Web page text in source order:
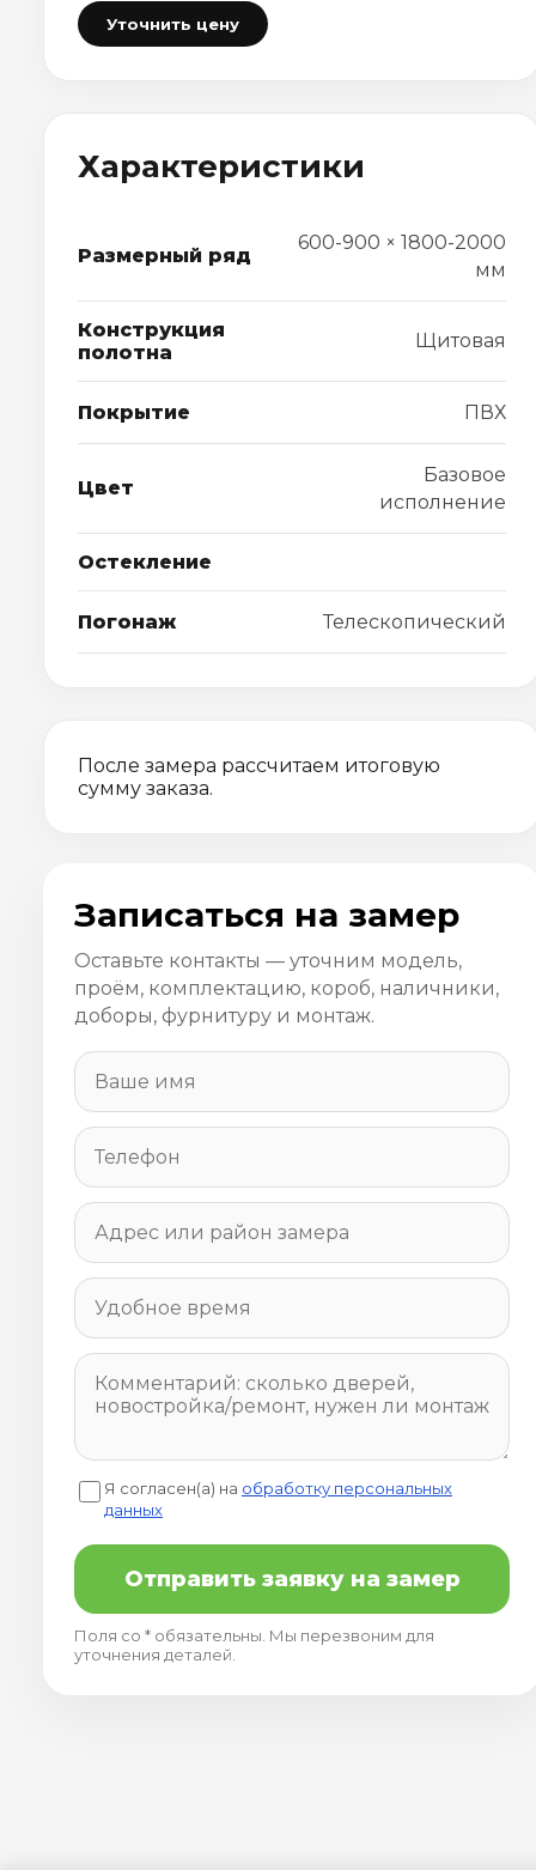
Уточнить цену
Характеристики
Размерный ряд
600-900 × 1800-2000
мм
Конструкция
полотна
Щитовая
Покрытие ПВХ
Цвет
Базовое
исполнение
Остекление
Погонаж Телескопический
После замера рассчитаем итоговую
сумму заказа.
Записаться на замер
Оставьте контакты — уточним модель,
проём, комплектацию, короб, наличники,
доборы, фурнитуру и монтаж.
Я согласен(а) на обработку персональных
данных
Отправить заявку на замер
Поля со * обязательны. Мы перезвоним для
уточнения деталей.